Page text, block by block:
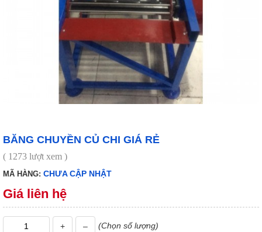
BĂNG CHUYỀN CỦ CHI GIÁ RẺ
( 1273 lượt xem )
MÃ HÀNG: CHƯA CẬP NHẬT
Giá liên hệ
+ – (Chọn số lượng)